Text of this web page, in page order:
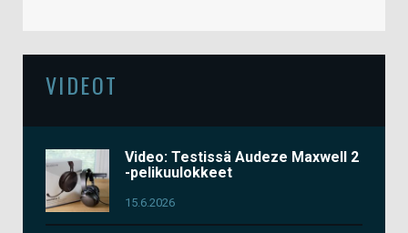
VIDEOT
Video: Testissä Audeze Maxwell 2
-pelikuulokkeet
15.6.2026